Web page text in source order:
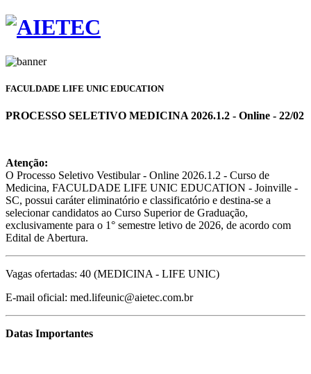
FACULDADE LIFE UNIC EDUCATION
PROCESSO SELETIVO MEDICINA 2026.1.2 - Online - 22/02
Atenção:
O Processo Seletivo Vestibular - Online 2026.1.2 - Curso de
Medicina, FACULDADE LIFE UNIC EDUCATION - Joinville -
SC, possui caráter eliminatório e classificatório e destina-se a
selecionar candidatos ao Curso Superior de Graduação,
exclusivamente para o 1° semestre letivo de 2026, de acordo com
Edital de Abertura.
Vagas ofertadas: 40 (MEDICINA - LIFE UNIC)
E-mail oficial: med.lifeunic@aietec.com.br
Datas Importantes